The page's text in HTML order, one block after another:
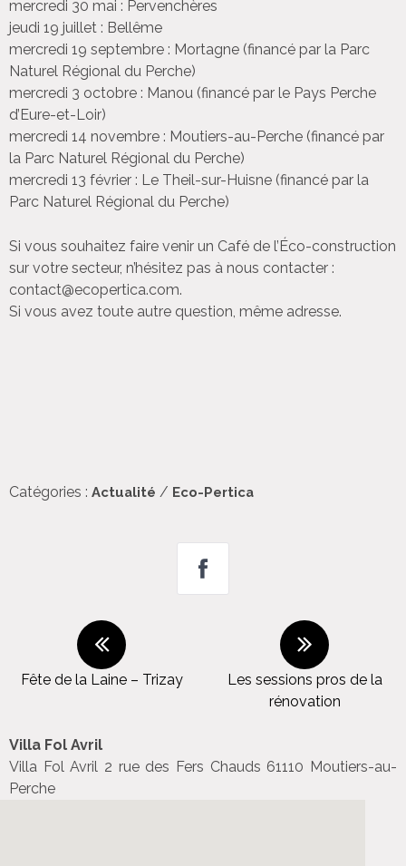
mercredi 30 mai : Pervenchères
jeudi 19 juillet : Bellême
mercredi 19 septembre : Mortagne (financé par la Parc
Naturel Régional du Perche)
mercredi 3 octobre : Manou (financé par le Pays Perche
d’Eure-et-Loir)
mercredi 14 novembre : Moutiers-au-Perche (financé par
la Parc Naturel Régional du Perche)
mercredi 13 février : Le Theil-sur-Huisne (financé par la
Parc Naturel Régional du Perche)
Si vous souhaitez faire venir un Café de l’Éco-construction
sur votre secteur, n’hésitez pas à nous contacter :
contact@ecopertica.com.
Si vous avez toute autre question, même adresse.
Catégories : Actualité / Eco-Pertica
Fête de la Laine – Trizay
Les sessions pros de la
rénovation
Villa Fol Avril
Villa Fol Avril 2 rue des Fers Chauds 61110 Moutiers-au-
Perche